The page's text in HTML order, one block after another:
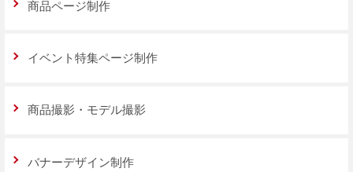
商品ページ制作
イベント特集ページ制作
商品撮影・モデル撮影
バナーデザイン制作